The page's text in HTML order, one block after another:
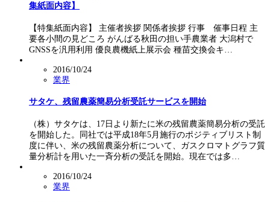
集紙面内容】
【特集紙面内容】 主催者挨拶 関係者挨拶 行事 催事日程 主
要各小間の見どころ がんばる秋田の担い手農業者 大潟村で
GNSSを汎用利用 優良農機紙上展示会 種苗交換会キ…
2016/10/24
業界
サタケ、残留農薬簡易分析受託サービスを開始
（株）サタケは、17日より新たに米の残留農薬簡易分析の受託
を開始した。同社では平成18年5月施行のポジティブリスト制
度に伴い、米の残留農薬分析について、ガスクロマトグラフ質
量分析計を用いた一斉分析の受託を開始。現在では多…
2016/10/24
業界